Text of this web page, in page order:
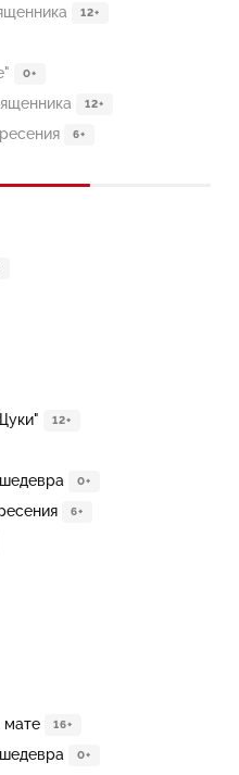
12+
0+
12+
6+
12+
0+
6+
мате 16+
0+